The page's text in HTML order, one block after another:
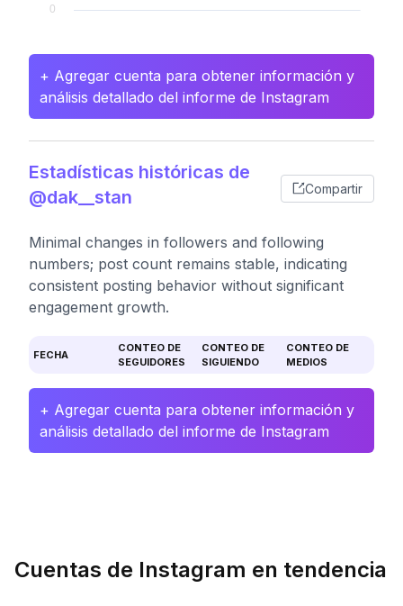
+ Agregar cuenta para obtener información y
análisis detallado del informe de Instagram
Estadísticas históricas de
@dak__stan
Compartir
Minimal changes in followers and following
numbers; post count remains stable, indicating
consistent posting behavior without significant
engagement growth.
FECHA
CONTEO DE
SEGUIDORES
CONTEO DE
SIGUIENDO
CONTEO DE
MEDIOS
+ Agregar cuenta para obtener información y
análisis detallado del informe de Instagram
Cuentas de Instagram en tendencia